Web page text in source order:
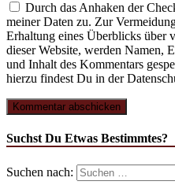
Durch das Anhaken der
meiner Daten zu. Zur
Erhaltung eines Überblicks über
dieser Website, werden Namen,
und Inhalt des Kommentars
hierzu findest Du in der
Suchst Du Etwas Bestimmtes?
Suchen nach: